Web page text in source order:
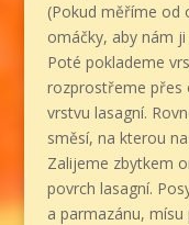
(Pokud měříme od
omáčky, aby nám
Poté poklademe
rozprostřeme přes
vrstvu lasagní.
směsí, na kterou
Zalijeme zbytkem
povrch lasagní.
a parmazánu,